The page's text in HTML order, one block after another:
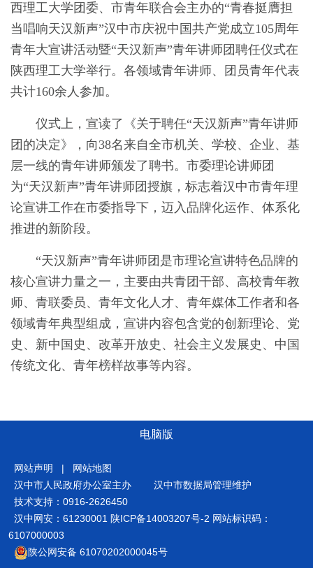
西理工大学团委、市青年联合会主办的“青春挺膺担
当唱响天汉新声”汉中市庆祝中国共产党成立105周年
青年大宣讲活动暨“天汉新声”青年讲师团聘任仪式在
陕西理工大学举行。各领域青年讲师、团员青年代表
共计160余人参加。
仪式上，宣读了《关于聘任“天汉新声”青年讲师
团的决定》，向38名来自全市机关、学校、企业、基
层一线的青年讲师颁发了聘书。市委理论讲师团
为“天汉新声”青年讲师团授旗，标志着汉中市青年理
论宣讲工作在市委指导下，迈入品牌化运作、体系化
推进的新阶段。
“天汉新声”青年讲师团是市理论宣讲特色品牌的
核心宣讲力量之一，主要由共青团干部、高校青年教
师、青联委员、青年文化人才、青年媒体工作者和各
领域青年典型组成，宣讲内容包含党的创新理论、党
史、新中国史、改革开放史、社会主义发展史、中国
传统文化、青年榜样故事等内容。
电脑版
网站声明 |
网站地图
汉中市人民政府办公室主办
汉中市数据局管理维护
技术支持：0916-2626450
汉中网安：61230001 陕ICP备14003207号-2 网站标识码：
6107000003
陕公网安备 61070202000045号